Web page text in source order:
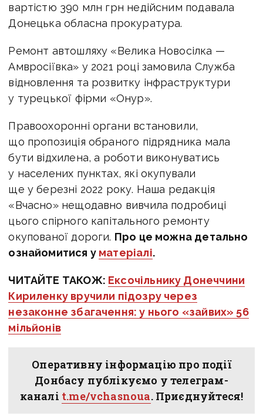
вартістю 390 млн грн недійсним подавала
Донецька обласна прокуратура.
Ремонт автошляху «Велика Новосілка —
Амвросіївка» у 2021 році замовила Служба
відновлення та розвитку інфраструктури
у турецької фірми «Онур».
Правоохоронні органи встановили,
що пропозиція обраного підрядника мала
бути відхилена, а роботи виконуватись
у населених пунктах, які окупували
ще у березні 2022 року. Наша редакція
«Вчасно» нещодавно вивчила подробиці
цього спірного капітального ремонту
окупованої дороги. Про це можна детально
ознайомитися у матеріалі.
ЧИТАЙТЕ ТАКОЖ: Ексочільнику Донеччини
Кириленку вручили підозру через
незаконне збагачення: у нього «зайвих» 56
мільйонів
Оперативну інформацію про події
Донбасу публікуємо у телеграм-
каналі t.me/vchasnoua. Приєднуйтеся!